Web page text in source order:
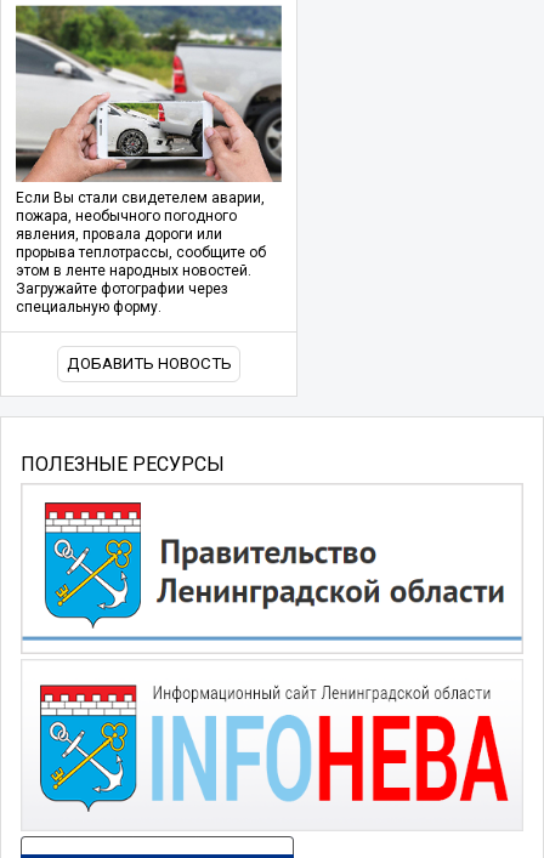
Если Вы стали свидетелем аварии,
пожара, необычного погодного
явления, провала дороги или
прорыва теплотрассы, сообщите об
этом в ленте народных новостей.
Загружайте фотографии через
специальную форму.
ДОБАВИТЬ НОВОСТЬ
ПОЛЕЗНЫЕ РЕСУРСЫ